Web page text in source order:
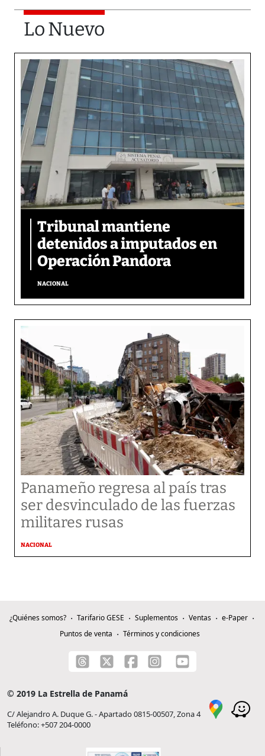
Lo Nuevo
Tribunal mantiene
detenidos a imputados en
Operación Pandora
NACIONAL
Panameño regresa al país tras
ser desvinculado de las fuerzas
militares rusas
NACIONAL
¿Quiénes somos? Tarifario GESE Suplementos Ventas
e-Paper
Puntos de venta
Términos y condiciones
© 2019 La Estrella de Panamá
C/ Alejandro A. Duque G. - Apartado 0815-00507, Zona 4
Teléfono: +507 204-0000